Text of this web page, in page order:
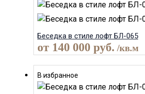
Беседка в стиле лофт БЛ-065
от 140 000 руб. /кв.м
В избранное